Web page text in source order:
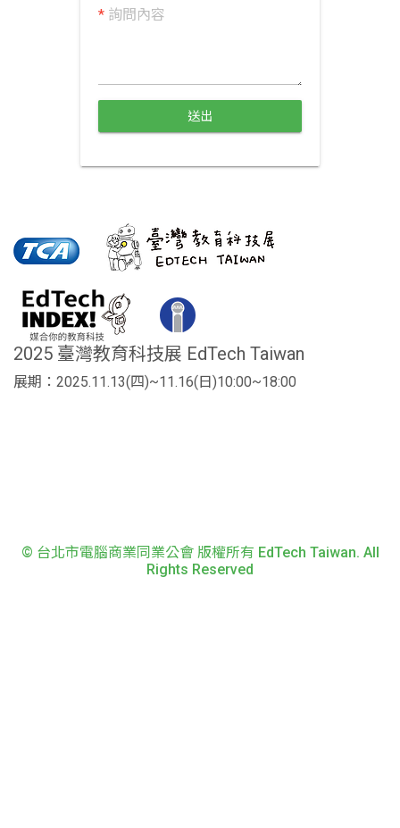
*詢問內容
送出
2025 臺灣教育科技展 EdTech Taiwan
展期：2025.11.13(四)~11.16(日)10:00~18:00
© 台北市電腦商業同業公會 版權所有 EdTech Taiwan. All
Rights Reserved